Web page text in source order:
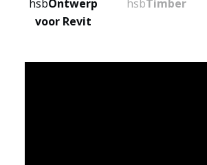
hsbOntwerp
voor Revit
hsbTimber